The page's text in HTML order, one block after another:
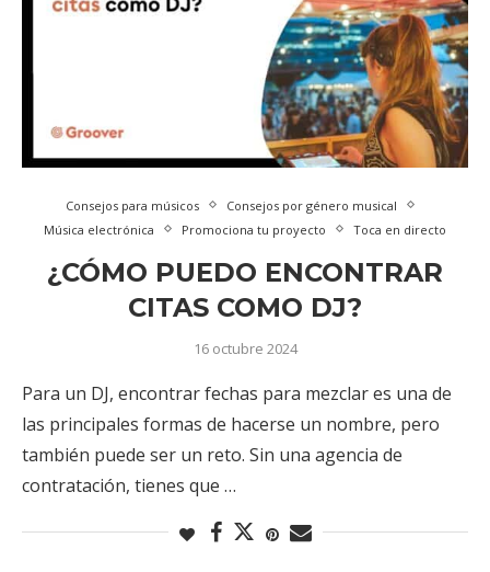
Consejos para músicos
Consejos por género musical
Música electrónica
Promociona tu proyecto Toca en directo
¿CÓMO PUEDO ENCONTRAR
CITAS COMO DJ?
16 octubre 2024
Para un DJ, encontrar fechas para mezclar es una de
las principales formas de hacerse un nombre, pero
también puede ser un reto. Sin una agencia de
contratación, tienes que …